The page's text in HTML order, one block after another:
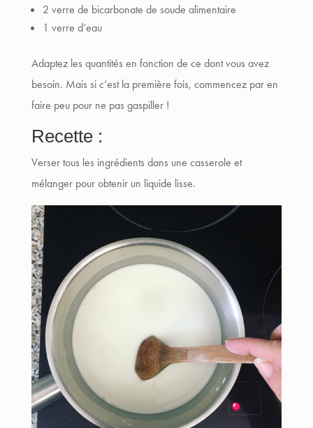
2 verre de bicarbonate de soude alimentaire
1 verre d’eau
Adaptez les quantités en fonction de ce dont vous avez
besoin. Mais si c’est la première fois, commencez par en
faire peu pour ne pas gaspiller !
Recette :
Verser tous les ingrédients dans une casserole et
mélanger pour obtenir un liquide lisse.